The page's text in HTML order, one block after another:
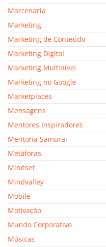
Marcenaria
Marketing
Marketing de Conteúdo
Marketing Digital
Marketing Multinível
Marketing no Google
Marketplaces
Mensagens
Mentores Inspiradores
Mentoria Samurai
Metáforas
Mindset
Mindvalley
Mobile
Motivação
Mundo Corporativo
Músicas